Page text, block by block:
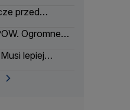
przed
Ogromne
lepiej